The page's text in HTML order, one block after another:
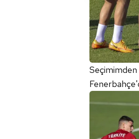
reklam/
6698